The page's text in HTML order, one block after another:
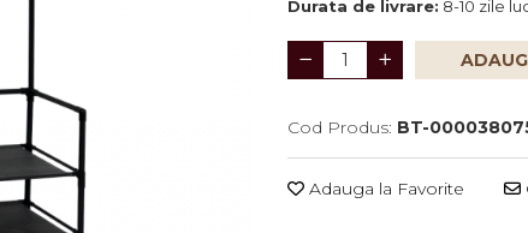
Durata de livrare: 8-10 zile
Cod Produs: BT-
Adauga la Favorite